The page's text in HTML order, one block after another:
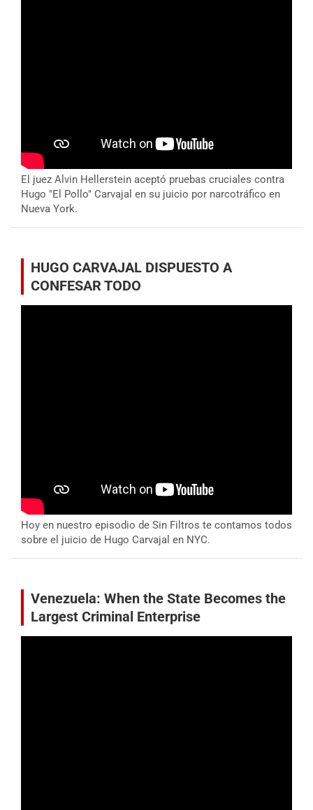
El juez Alvin Hellerstein aceptó pruebas cruciales contra
Hugo "El Pollo" Carvajal en su juicio por narcotráfico en
Nueva York.
HUGO CARVAJAL DISPUESTO A
CONFESAR TODO
Hoy en nuestro episodio de Sin Filtros te contamos todos
sobre el juicio de Hugo Carvajal en NYC.
Venezuela: When the State Becomes the
Largest Criminal Enterprise